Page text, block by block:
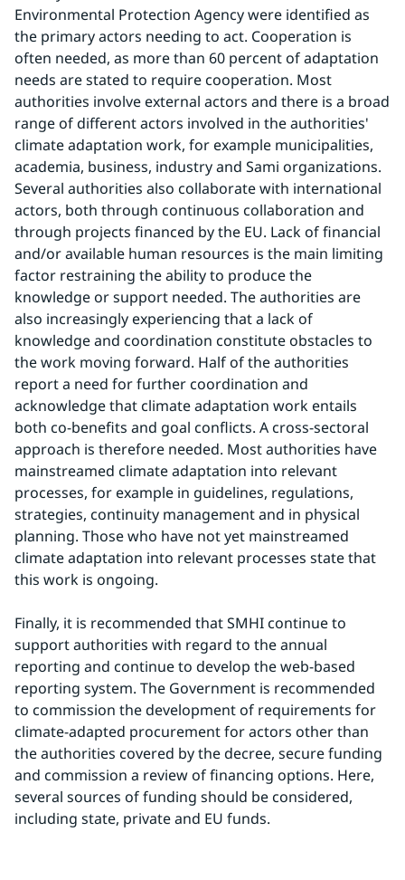
Environmental Protection Agency were identified as
the primary actors needing to act. Cooperation is
often needed, as more than 60 percent of adaptation
needs are stated to require cooperation. Most
authorities involve external actors and there is a broad
range of different actors involved in the authorities'
climate adaptation work, for example municipalities,
academia, business, industry and Sami organizations.
Several authorities also collaborate with international
actors, both through continuous collaboration and
through projects financed by the EU. Lack of financial
and/or available human resources is the main limiting
factor restraining the ability to produce the
knowledge or support needed. The authorities are
also increasingly experiencing that a lack of
knowledge and coordination constitute obstacles to
the work moving forward. Half of the authorities
report a need for further coordination and
acknowledge that climate adaptation work entails
both co-benefits and goal conflicts. A cross-sectoral
approach is therefore needed. Most authorities have
mainstreamed climate adaptation into relevant
processes, for example in guidelines, regulations,
strategies, continuity management and in physical
planning. Those who have not yet mainstreamed
climate adaptation into relevant processes state that
this work is ongoing.
Finally, it is recommended that SMHI continue to
support authorities with regard to the annual
reporting and continue to develop the web-based
reporting system. The Government is recommended
to commission the development of requirements for
climate-adapted procurement for actors other than
the authorities covered by the decree, secure funding
and commission a review of financing options. Here,
several sources of funding should be considered,
including state, private and EU funds.